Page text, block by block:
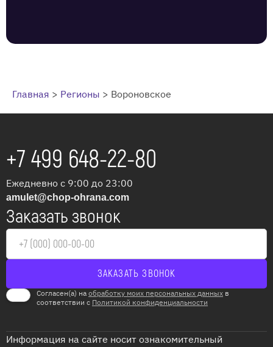
Главная > Регионы > Вороновское
+7 499 648-22-80
Ежедневно с 9:00 до 23:00
amulet@chop-ohrana.com
Заказать звонок
Согласен(а) на обработку моих персональных данных в
соответствии с Политикой конфиденциальности
Информация на сайте носит ознакомительный